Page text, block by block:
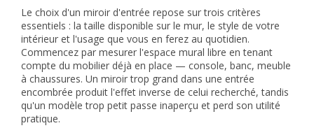
Le choix d'un miroir d'entrée repose sur trois critères
essentiels : la taille disponible sur le mur, le style de votre
intérieur et l'usage que vous en ferez au quotidien.
Commencez par mesurer l'espace mural libre en tenant
compte du mobilier déjà en place — console, banc, meuble
à chaussures. Un miroir trop grand dans une entrée
encombrée produit l'effet inverse de celui recherché, tandis
qu'un modèle trop petit passe inaperçu et perd son utilité
pratique.